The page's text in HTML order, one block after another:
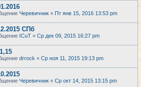
Черевичник « Пт янв 15, 2016 13:53 pm
СПб
ICuT « Ср дек 09, 2015 16:27 pm
drrock « Ср ноя 11, 2015 19:13 pm
Черевичник « Ср окт 14, 2015 13:15 pm